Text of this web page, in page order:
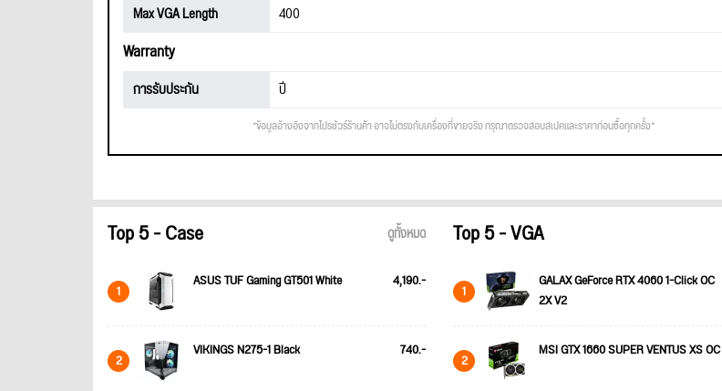
Max VGA Length
400
Warranty
การรับประกัน ปี
*ข้อมูลอ้างอิงจากโปรชัวร์ร้านค้า อาจไม่ตรงกับเครื่องที่ขายจริง กรุณาตรวจสอบสเปคและราคาก่อนซื้อทุกครั้ง*
Top 5 - Case ดูทั้งหมด
1 ASUS TUF Gaming GT501 White 4,190.-
2 VIKINGS N275-1 Black 740.-
Top 5 - VGA
1
GALAX GeForce RTX 4060 1-Click OC
2X V2
2 MSI GTX 1660 SUPER VENTUS XS OC